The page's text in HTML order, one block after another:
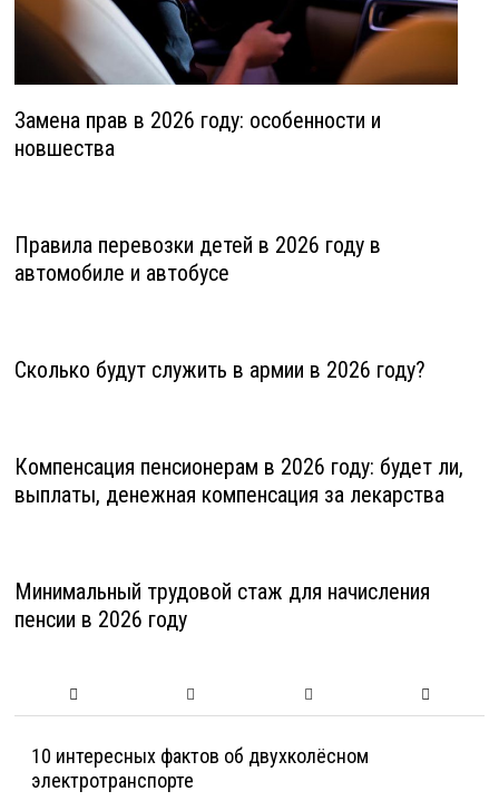
Замена прав в 2026 году: особенности и
новшества
Правила перевозки детей в 2026 году в
автомобиле и автобусе
Сколько будут служить в армии в 2026 году?
Компенсация пенсионерам в 2026 году: будет ли,
выплаты, денежная компенсация за лекарства
Минимальный трудовой стаж для начисления
пенсии в 2026 году
10 интересных фактов об двухколёсном
электротранспорте